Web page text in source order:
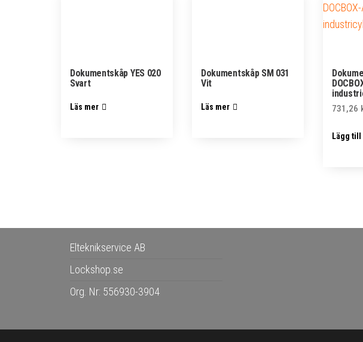
Dokumentskåp YES 020
Svart
Läs mer
Dokumentskåp SM 031
Vit
Läs mer 731,26
Lägg
Elteknikservice AB
Lockshop.se
Org. Nr: 556930-3904